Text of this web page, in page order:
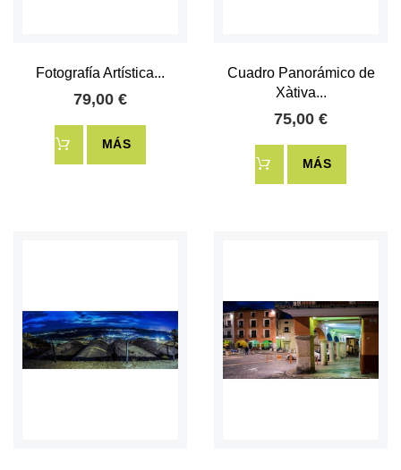
Fotografía Artística...
79,00 €
MÁS
Cuadro Panorámico de
Xàtiva...
75,00 €
MÁS